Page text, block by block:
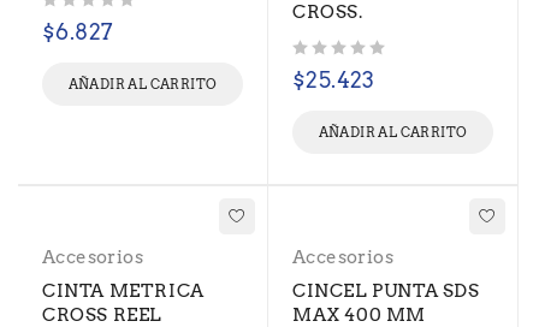
$6.827
AÑADIR AL CARRITO
CROSS.
$25.423
AÑADIR AL CARRITO
Accesorios
CINTA METRICA
CROSS REEL
Accesorios
CINCEL PUNTA SDS
MAX 400 MM